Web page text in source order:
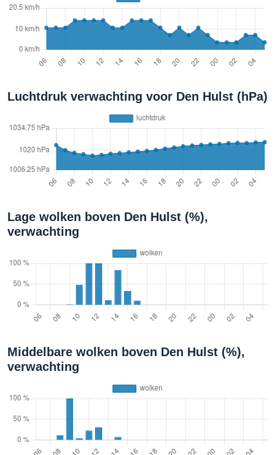
Luchtdruk verwachting voor Den Hulst (hPa)
Lage wolken boven Den Hulst (%),
verwachting
Middelbare wolken boven Den Hulst (%),
verwachting